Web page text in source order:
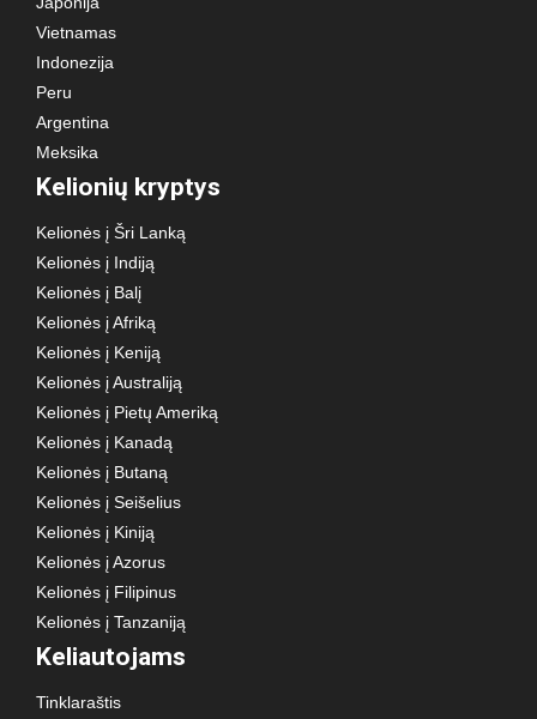
Vietnamas
Indonezija
Peru
Argentina
Meksika
Kelionių kryptys
Kelionės į Šri Lanką
Kelionės į Indiją
Kelionės į Balį
Kelionės į Afriką
Kelionės į Keniją
Kelionės į Australiją
Kelionės į Pietų Ameriką
Kelionės į Kanadą
Kelionės į Butaną
Kelionės į Seišelius
Kelionės į Kiniją
Kelionės į Azorus
Kelionės į Filipinus
Kelionės į Tanzaniją
Keliautojams
Tinklaraštis